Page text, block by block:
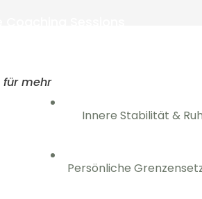
für mehr
Innere Stabilität &
Persönliche